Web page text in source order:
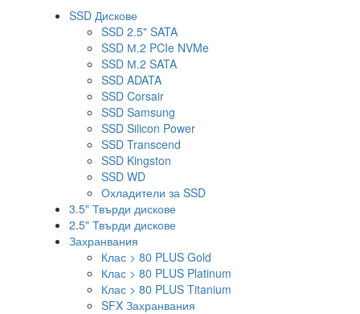
SSD Дискове
SSD 2.5" SATA
SSD М.2 PCIe NVMe
SSD М.2 SATA
SSD ADATA
SSD Corsair
SSD Samsung
SSD Silicon Power
SSD Transcend
SSD Kingston
SSD WD
Охладители за SSD
3.5" Твърди дискове
2.5" Твърди дискове
Захранвания
Клас > 80 PLUS Gold
Клас > 80 PLUS Platinum
Клас > 80 PLUS Titanium
SFX Захранвания